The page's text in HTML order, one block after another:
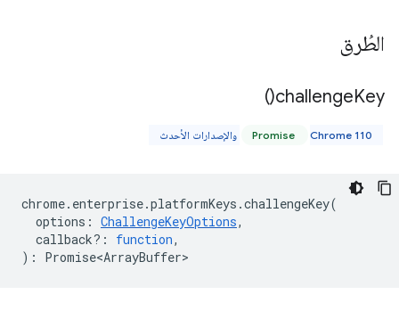
الطُرق
challengeKey(
)
Promise Chrome 110 والإصدارات الأحدث
chrome. enterprise.platformKeys .challengeKey(
options : ChallengeKeyOptions,
callback? : function,
) : Promise<ArrayBuffer>